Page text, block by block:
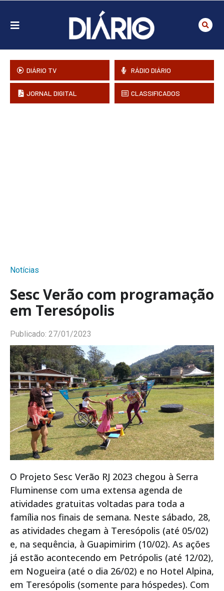
DIÁRIO TV RÁDIO DIÁRIO
JORNAL DIGITAL CLASSIFICADOS
Notícias
Sesc Verão com programação
em Teresópolis
Publicado: 27/01/2023
O Projeto Sesc Verão RJ 2023 chegou à Serra
Fluminense com uma extensa agenda de
atividades gratuitas voltadas para toda a
família nos finais de semana. Neste sábado, 28,
as atividades chegam à Teresópolis (até 05/02)
e, na sequência, à Guapimirim (10/02). As ações
já estão acontecendo em Petrópolis (até 12/02),
em Nogueira (até o dia 26/02) e no Hotel Alpina,
em Teresópolis (somente para hóspedes). Com